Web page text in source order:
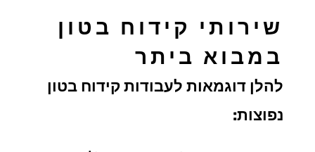
שירותי קידוח בטון
במבוא ביתר
להלן דוגמאות לעבודות קידוח בטון
נפוצות: